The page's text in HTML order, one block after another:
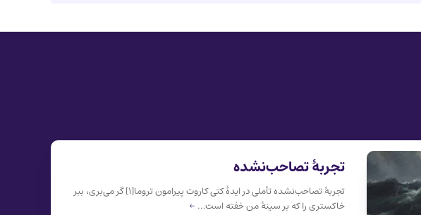
تجربهٔ تصاحب‌نشده
تجربهٔ تصاحب‌نشده تأملی در ایدهٔ کتی کاروت پیرامون تروما[۱] گر می‌بری، ببر
خاکستری را که بر سینهٔ من خفته است… ←